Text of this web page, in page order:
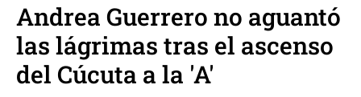
Andrea Guerrero no aguantó
las lágrimas tras el ascenso
del Cúcuta a la 'A'